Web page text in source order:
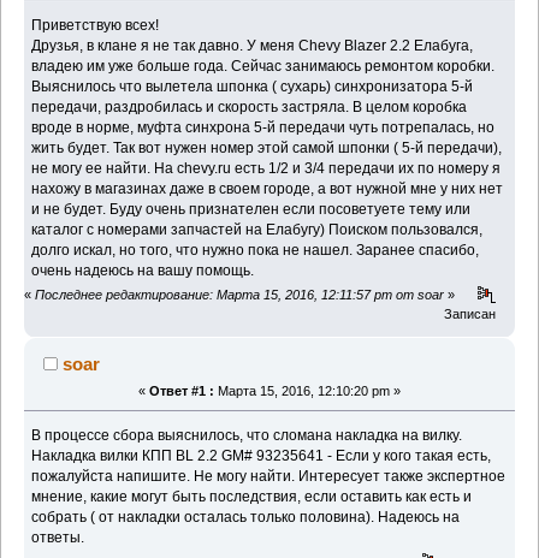
Приветствую всех!
Друзья, в клане я не так давно. У меня Chevy Blazer 2.2 Елабуга,
владею им уже больше года. Сейчас занимаюсь ремонтом коробки.
Выяснилось что вылетела шпонка ( сухарь) синхронизатора 5-й
передачи, раздробилась и скорость застряла. В целом коробка
вроде в норме, муфта синхрона 5-й передачи чуть потрепалась, но
жить будет. Так вот нужен номер этой самой шпонки ( 5-й передачи),
не могу ее найти. На chevy.ru есть 1/2 и 3/4 передачи их по номеру я
нахожу в магазинах даже в своем городе, а вот нужной мне у них нет
и не будет. Буду очень признателен если посоветуете тему или
каталог с номерами запчастей на Елабугу) Поиском пользовался,
долго искал, но того, что нужно пока не нашел. Заранее спасибо,
очень надеюсь на вашу помощь.
« Последнее редактирование: Марта 15, 2016, 12:11:57 pm от soar »
Записан
soar
« Ответ #1 : Марта 15, 2016, 12:10:20 pm »
В процессе сбора выяснилось, что сломана накладка на вилку.
Накладка вилки КПП BL 2.2 GM# 93235641 - Если у кого такая есть,
пожалуйста напишите. Не могу найти. Интересует также экспертное
мнение, какие могут быть последствия, если оставить как есть и
собрать ( от накладки осталась только половина). Надеюсь на
ответы.